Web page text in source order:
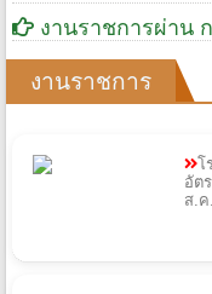
งานราชการผ่าน
งานราชการ
โ
อัต
ส.ค